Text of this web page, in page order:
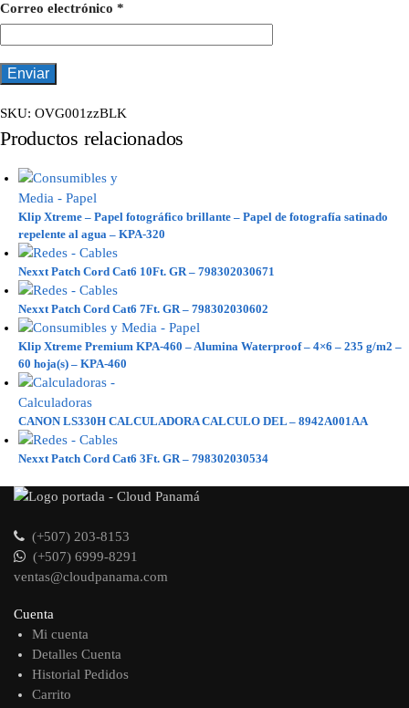
Correo electrónico *
SKU: OVG001zzBLK
Productos relacionados
Klip Xtreme – Papel fotográfico brillante – Papel de fotografía satinado
repelente al agua – KPA-320
Nexxt Patch Cord Cat6 10Ft. GR – 798302030671
Nexxt Patch Cord Cat6 7Ft. GR – 798302030602
Klip Xtreme Premium KPA-460 – Alumina Waterproof – 4×6 – 235 g/m2 –
60 hoja(s) – KPA-460
CANON LS330H CALCULADORA CALCULO DEL – 8942A001AA
Nexxt Patch Cord Cat6 3Ft. GR – 798302030534
(+507) 203-8153
(+507) 6999-8291
ventas@cloudpanama.com
Cuenta
Mi cuenta
Detalles Cuenta
Historial Pedidos
Carrito